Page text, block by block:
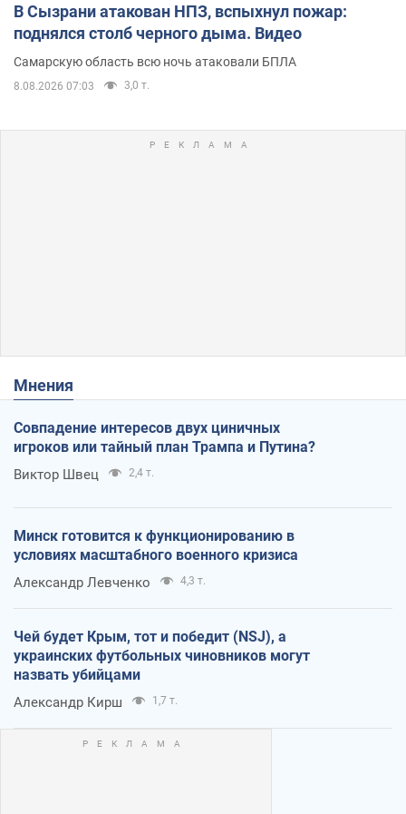
В Сызрани атакован НПЗ, вспыхнул пожар:
поднялся столб черного дыма. Видео
Самарскую область всю ночь атаковали БПЛА
8.08.2026 07:03 3,0 т.
Мнения
Совпадение интересов двух циничных
игроков или тайный план Трампа и Путина?
Виктор Швец 2,4 т.
Минск готовится к функционированию в
условиях масштабного военного кризиса
Александр Левченко 4,3 т.
Чей будет Крым, тот и победит (NSJ), а
украинских футбольных чиновников могут
назвать убийцами
Александр Кирш 1,7 т.